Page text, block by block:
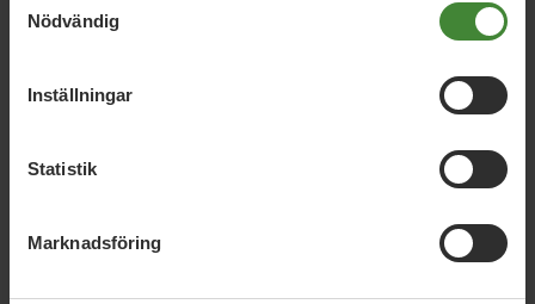
Nödvändig
Inställningar
Statistik
Marknadsföring